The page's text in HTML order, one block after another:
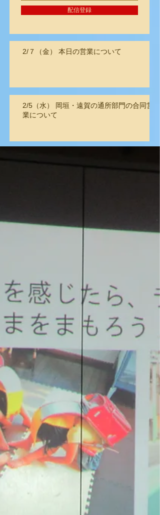
配信登録
2/７（金） 本日の営業について
2/5（水） 岡垣・遠賀の通所部門の合同営
業について